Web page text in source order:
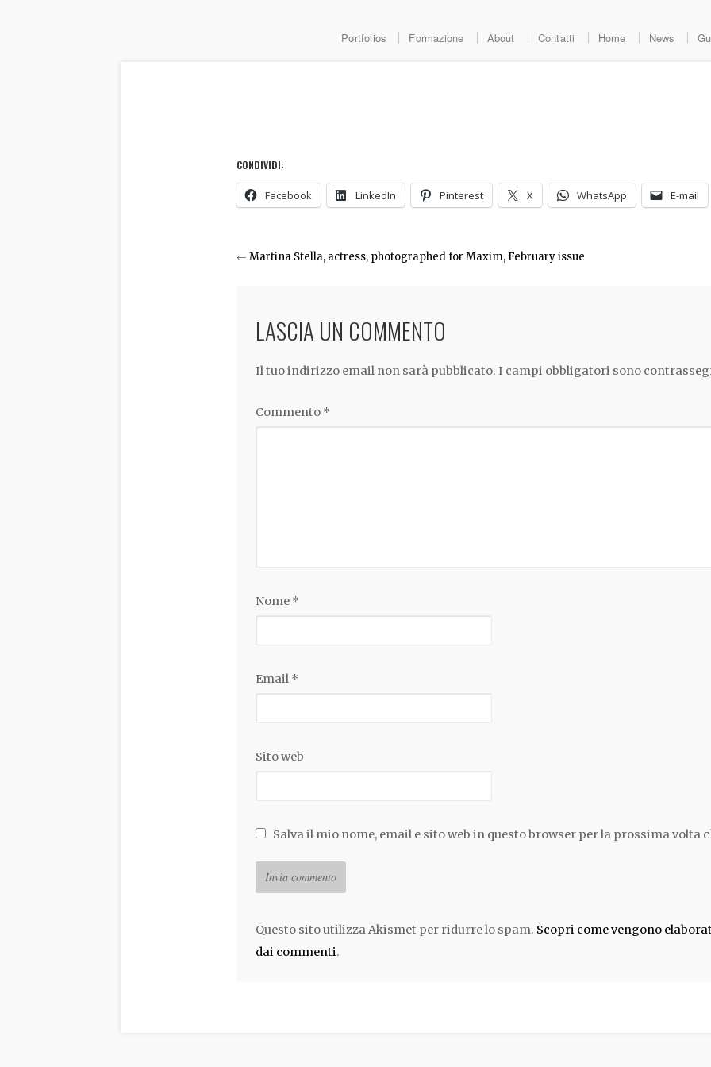
Portfolios Formazione About Contatti Home News
CONDIVIDI:
Facebook LinkedIn Pinterest X WhatsApp E-mail
← Martina Stella, actress, photographed for Maxim, February issue
LASCIA UN COMMENTO
Il tuo indirizzo email non sarà pubblicato. I campi obbligatori sono
Commento *
Nome *
Email *
Sito web
Salva il mio nome, email e sito web in questo browser per la prossima volta
Questo sito utilizza Akismet per ridurre lo spam. Scopri come vengono
dai commenti.